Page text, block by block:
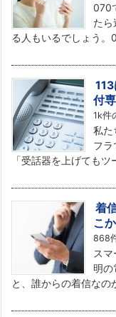
070
たら
る人もいるでしょう。
付
1k件
私た
フラ
「受話器を上げてもツ
着
こ
868
ス
明の
と、誰からの着信なの